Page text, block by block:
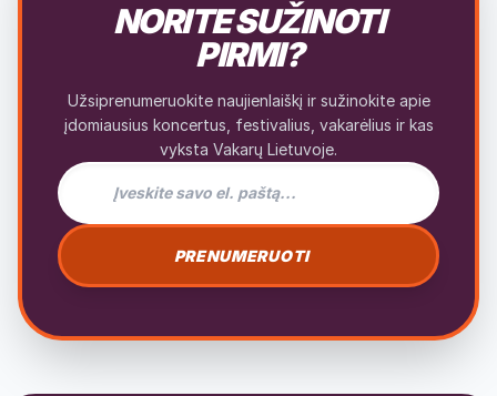
NORITE SUŽINOTI
PIRMI?
Užsiprenumeruokite naujienlaiškį ir sužinokite apie
įdomiausius koncertus, festivalius, vakarėlius ir kas
vyksta Vakarų Lietuvoje.
El. pašto adresas naujienlaiškiui
PRENUMERUOTI